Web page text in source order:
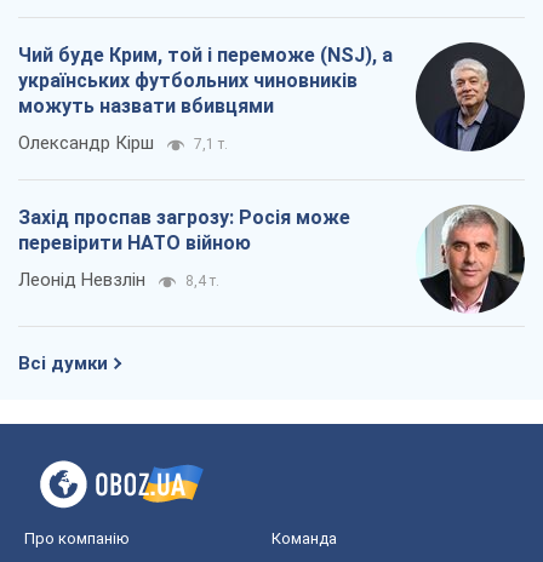
Чий буде Крим, той і переможе (NSJ), а
українських футбольних чиновників
можуть назвати вбивцями
Олександр Кірш 7,1 т.
Захід проспав загрозу: Росія може
перевірити НАТО війною
Леонід Невзлін 8,4 т.
Всі думки
Про компанію Команда